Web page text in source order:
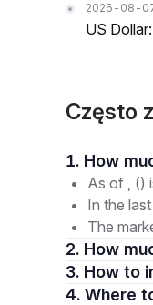
2026-08-
US
Często
As of , ()
In the
The
2. How
3. How
4. Where